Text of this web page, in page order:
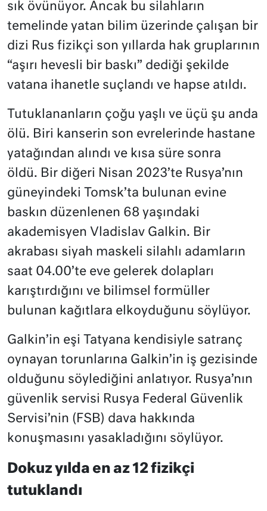
sık övünüyor. Ancak bu silahların
temelinde yatan bilim üzerinde çalışan bir
dizi Rus fizikçi son yıllarda hak gruplarının
“aşırı hevesli bir baskı” dediği şekilde
vatana ihanetle suçlandı ve hapse atıldı.
Tutuklananların çoğu yaşlı ve üçü şu anda
ölü. Biri kanserin son evrelerinde hastane
yatağından alındı ve kısa süre sonra
öldü. Bir diğeri Nisan 2023’te Rusya’nın
güneyindeki Tomsk’ta bulunan evine
baskın düzenlenen 68 yaşındaki
akademisyen Vladislav Galkin. Bir
akrabası siyah maskeli silahlı adamların
saat 04.00’te eve gelerek dolapları
karıştırdığını ve bilimsel formüller
bulunan kağıtlara elkoyduğunu söylüyor.
Galkin’in eşi Tatyana kendisiyle satranç
oynayan torunlarına Galkin’in iş gezisinde
olduğunu söylediğini anlatıyor. Rusya’nın
güvenlik servisi Rusya Federal Güvenlik
Servisi’nin (FSB) dava hakkında
konuşmasını yasakladığını söylüyor.
Dokuz yılda en az 12 fizikçi
tutuklandı